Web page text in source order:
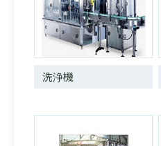
洗浄機